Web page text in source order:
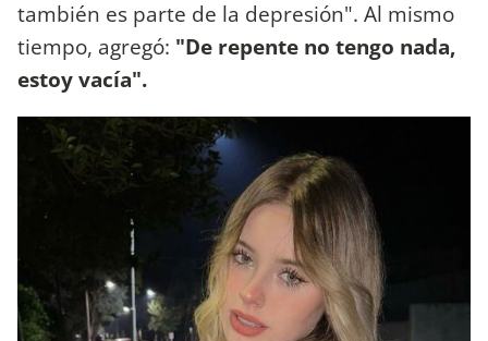
también es parte de la depresión". Al mismo
tiempo, agregó: "De repente no tengo nada,
estoy vacía".